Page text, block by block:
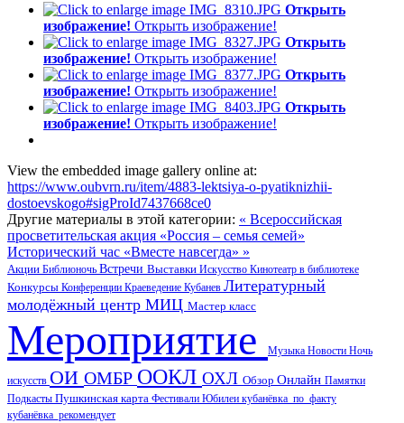
Открыть
изображение! Открыть изображение!
Открыть
изображение! Открыть изображение!
Открыть
изображение! Открыть изображение!
Открыть
изображение! Открыть изображение!
View the embedded image gallery online at:
https://www.oubvrn.ru/item/4883-lektsiya-o-pyatiknizhii-
dostoevskogo#sigProId7437668ce0
Другие материалы в этой категории: « Всероссийская
просветительская акция «Россия – семья семей»
Исторический час «Вместе навсегда» »
Акции Библионочь Встречи Выставки Искусство Кинотеатр в библиотеке
Конкурсы Конференции Краеведение Кубанев Литературный
молодёжный центр МИЦ Мастер класс
Мероприятие Музыка Новости Ночь
искусств ОИ ОМБР ООКЛ ОХЛ Обзор Онлайн Памятки
Подкасты Пушкинская карта Фестивали Юбилеи кубанёвка_по_факту
кубанёвка_рекомендует